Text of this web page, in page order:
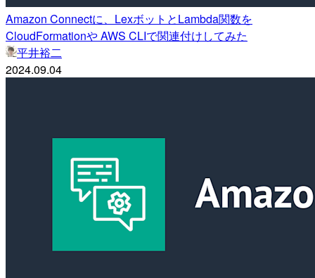
Amazon Connectに、LexボットとLambda関数を
CloudFormationや AWS CLIで関連付けしてみた
平井裕二
2024.09.04